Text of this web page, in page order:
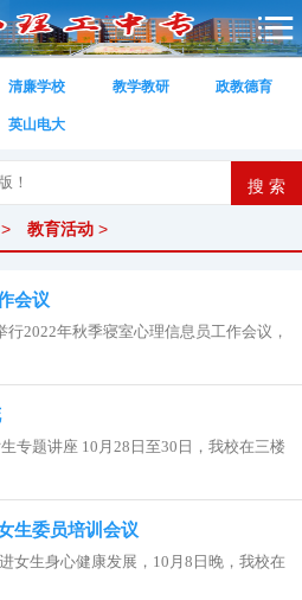
清廉学校 教学教研 政教德育
英山电大
> 教育活动 >
会议
2022年秋季寝室心理信息员工作会议，
专题讲座 10月28日至30日，我校在三楼
生委员培训会议
女生身心健康发展，10月8日晚，我校在